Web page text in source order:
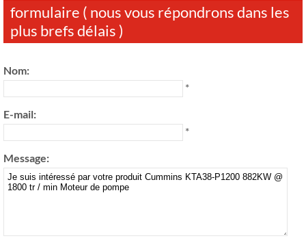
formulaire ( nous vous répondrons dans les
plus brefs délais )
Nom:
*
E-mail:
*
Message: